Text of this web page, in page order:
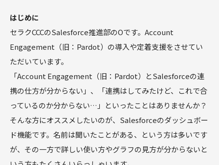
はじめに
セラクCCCのSalesforce推進部のOです。Account
Engagement（旧：Pardot）の導入や定着支援をさせてい
ただいています。
「Account Engagement（旧：Pardot）とSalesforceの連
携の仕方が分からない」、「連携はしてみたけど、これで合
っているのか分からない…」といったことはありませんか？
そんな方にオススメしたいのが、Salesforceのダッシュボー
ド機能です。名前は聞いたことがある、という方は多いです
が、その一方で詳しい使い方やグラフの見方が分からないと